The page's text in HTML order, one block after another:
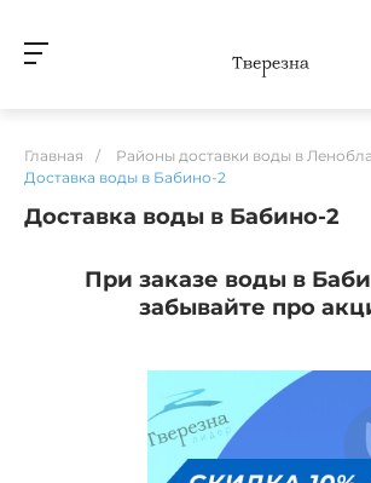
Главная / Районы доставки воды в
Доставка воды в Бабино-2
Доставка воды в Бабино-2
При заказе воды в
забывайте про